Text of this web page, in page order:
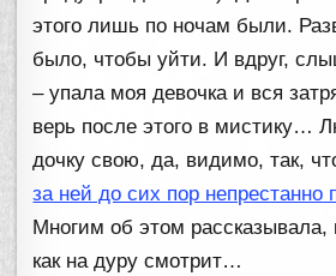
этого лишь по ночам были.
было, чтобы уйти. И вдруг,
– упала моя девочка и вся
верь после этого в мистику…
дочку свою, да, видимо, так,
за ней до сих пор непрестанно
Многим об этом рассказывала,
как на дуру смотрит…